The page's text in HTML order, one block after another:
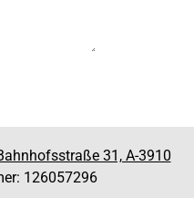
31, A-3910
126057296